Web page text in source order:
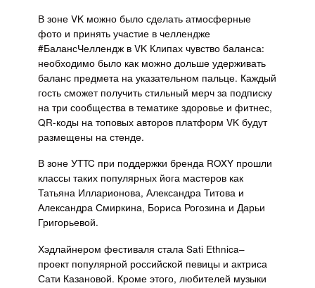
В зоне VK можно было сделать атмосферные
фото и принять участие в челлендже
#БалансЧеллендж в VK Клипах чувство баланса:
необходимо было как можно дольше удерживать
баланс предмета на указательном пальце. Каждый
гость сможет получить стильный мерч за подписку
на три сообщества в тематике здоровье и фитнес,
QR-коды на топовых авторов платформ VK будут
размещены на стенде.
В зоне УTTC при поддержки бренда ROXY прошли
классы таких популярных йога мастеров как
Татьяна Илларионова, Александра Титова и
Александра Смиркина, Бориса Рогозина и Дарьи
Григорьевой.
Хэдлайнером фестиваля стала Sati Ethnica–
проект популярной российской певицы и актриса
Сати Казановой. Кроме этого, любителей музыки